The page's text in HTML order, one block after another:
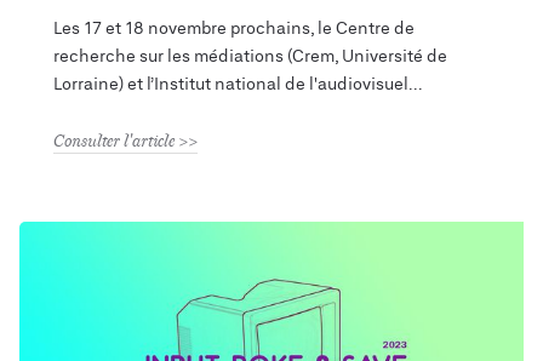
Les 17 et 18 novembre prochains, le Centre de
recherche sur les médiations (Crem, Université de
Lorraine) et l’Institut national de l'audiovisuel
Consulter l'article